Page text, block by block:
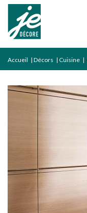
Accueil | Décors | Cuisine |